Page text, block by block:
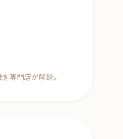
専門店が解説。